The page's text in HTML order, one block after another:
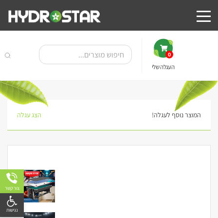
0
העגלה שלי
המוצר נוסף לעגלה! הצג עגלה
צור קשר